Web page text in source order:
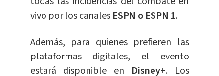
vivo por los canales ESPN o ESPN 1.
Además, para quienes prefieren las
plataformas digitales, el evento
estará disponible en Disney+. Los